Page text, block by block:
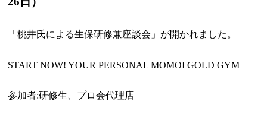
「桃井氏による生保研修兼座談会」が開かれました。
START NOW! YOUR PERSONAL MOMOI GOLD GYM
参加者:研修生、プロ会代理店